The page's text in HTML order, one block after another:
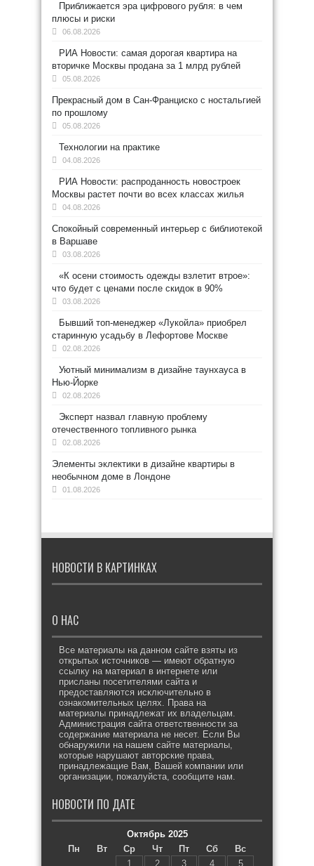
Приближается эра цифрового рубля: в чем
плюсы и риски
06.08.2026
РИА Новости: самая дорогая квартира на
вторичке Москвы продана за 1 млрд рублей
05.08.2026
Прекрасный дом в Сан-Франциско с ностальгией
по прошлому
05.08.2026
Технологии на практике
04.08.2026
РИА Новости: распроданность новостроек
Москвы растет почти во всех классах жилья
04.08.2026
Спокойный современный интерьер с библиотекой
в Варшаве
03.08.2026
«К осени стоимость одежды взлетит втрое»:
что будет с ценами после скидок в 90%
03.08.2026
Бывший топ-менеджер «Лукойла» приобрел
старинную усадьбу в Лефортове Москве
02.08.2026
Уютный минимализм в дизайне таунхауса в
Нью-Йорке
02.08.2026
Эксперт назвал главную проблему
отечественного топливного рынка
02.08.2026
Элементы эклектики в дизайне квартиры в
необычном доме в Лондоне
01.08.2026
НОВОСТИ В КАРТИНКАХ
О НАС
Все материалы на данном сайте взяты из
открытых источников — имеют обратную
ссылку на материал в интернете или
присланы посетителями сайта и
предоставляются исключительно в
ознакомительных целях. Права на
материалы принадлежат их владельцам.
Администрация сайта ответственности за
содержание материала не несет. Если Вы
обнаружили на нашем сайте материалы,
которые нарушают авторские права,
принадлежащие Вам, Вашей компании или
организации, пожалуйста, сообщите нам.
НОВОСТИ ПО ДАТЕ
Октябрь 2025
Пн
Вт Ср Чт Пт Сб
Вс
1
2 3 4 5